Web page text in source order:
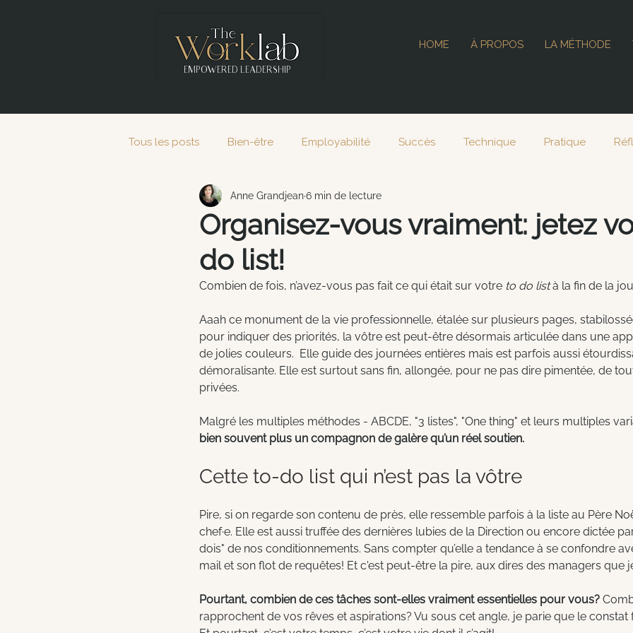
HOME À PROPOS LA MÉTHODE
EMPOWERED LEADERSHIP
Tous les posts Bien-être Employabilité Succès Technique Pratique
2022 2023 2024
Organisez-vous vraiment: jetez
do list!
Anne Grandjean6 min de lecture
Combien de fois, n’avez-vous pas fait ce qui était sur votre to do list à la fin de la
Aaah ce monument de la vie professionnelle, étalée sur plusieurs pages,
pour indiquer des priorités, la vôtre est peut-être désormais articulée dans une
de jolies couleurs.  Elle guide des journées entières mais est parfois aussi
démoralisante. Elle est surtout sans fin, allongée, pour ne pas dire pimentée, de
privées.
Malgré les multiples méthodes - ABCDE, "3 listes", "One thing" et leurs multiples
bien souvent plus un compagnon de galère qu’un réel soutien.
Cette to-do list qui n’est pas la vôtre
Pire, si on regarde son contenu de près, elle ressemble parfois à la liste au Père
chef·e. Elle est aussi truffée des dernières lubies de la Direction ou encore dictée
dois" de nos conditionnements. Sans compter qu’elle a tendance à se confondre
mail et son flot de requêtes! Et c'est peut-être la pire, aux dires des managers que
Pourtant, combien de ces tâches sont-elles vraiment essentielles pour vous?
rapprochent de vos rêves et aspirations? Vu sous cet angle, je parie que le constat